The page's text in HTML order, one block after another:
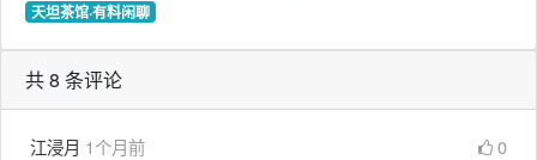
天坦茶馆·有料闲聊
共 8 条评论
江浸月 1个月前 0